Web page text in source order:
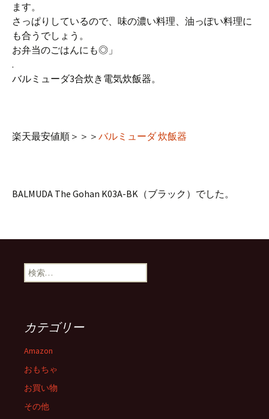
ます。
さっぱりしているので、味の濃い料理、油っぽい料理に
も合うでしょう。
お弁当のごはんにも◎」
.
バルミューダ3合炊き電気炊飯器。
楽天最安値順＞＞＞ バルミューダ 炊飯器
BALMUDA The Gohan K03A-BK（ブラック）でした。
検
索:
カテゴリー
Amazon
おもちゃ
お買い物
その他